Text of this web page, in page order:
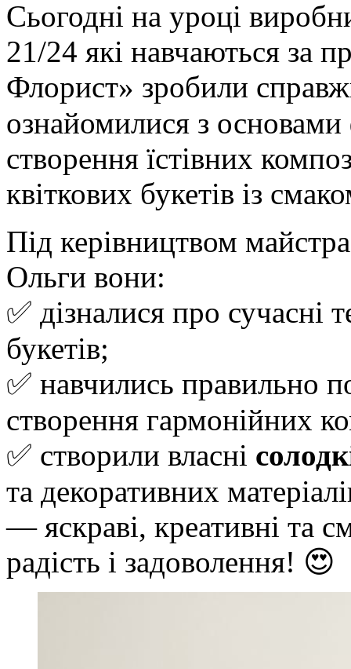
Сьогодні на уроці
21/24 які навчаються за
Флорист» зробили
ознайомилися з основами
створення їстівних
квіткових букетів із
Під керівництвом
Ольги вони:
✅ дізналися про сучасні
букетів;
✅ навчились правильно
створення гармонійних
✅ створили власні
та декоративних
— яскраві, креативні та
радість і задоволення! 😍